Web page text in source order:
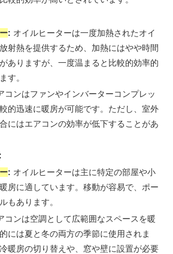
: オイルヒーターは一度加熱されたオイ
射熱を提供するため、加熱にはやや時間
ありますが、一度温まると比較的効率的
す。
コンはファンやインバーターコンプレッ
的迅速に暖房が可能です。ただし、室外
にはエアコンの効率が低下することがあ
: オイルヒーターは主に特定の部屋や小
房に適しています。移動が容易で、ポー
もあります。
コンは空調として広範囲なスペースを暖
には夏と冬の両方の季節に使用されま
暖房の切り替えや、窓や壁に設置が必要